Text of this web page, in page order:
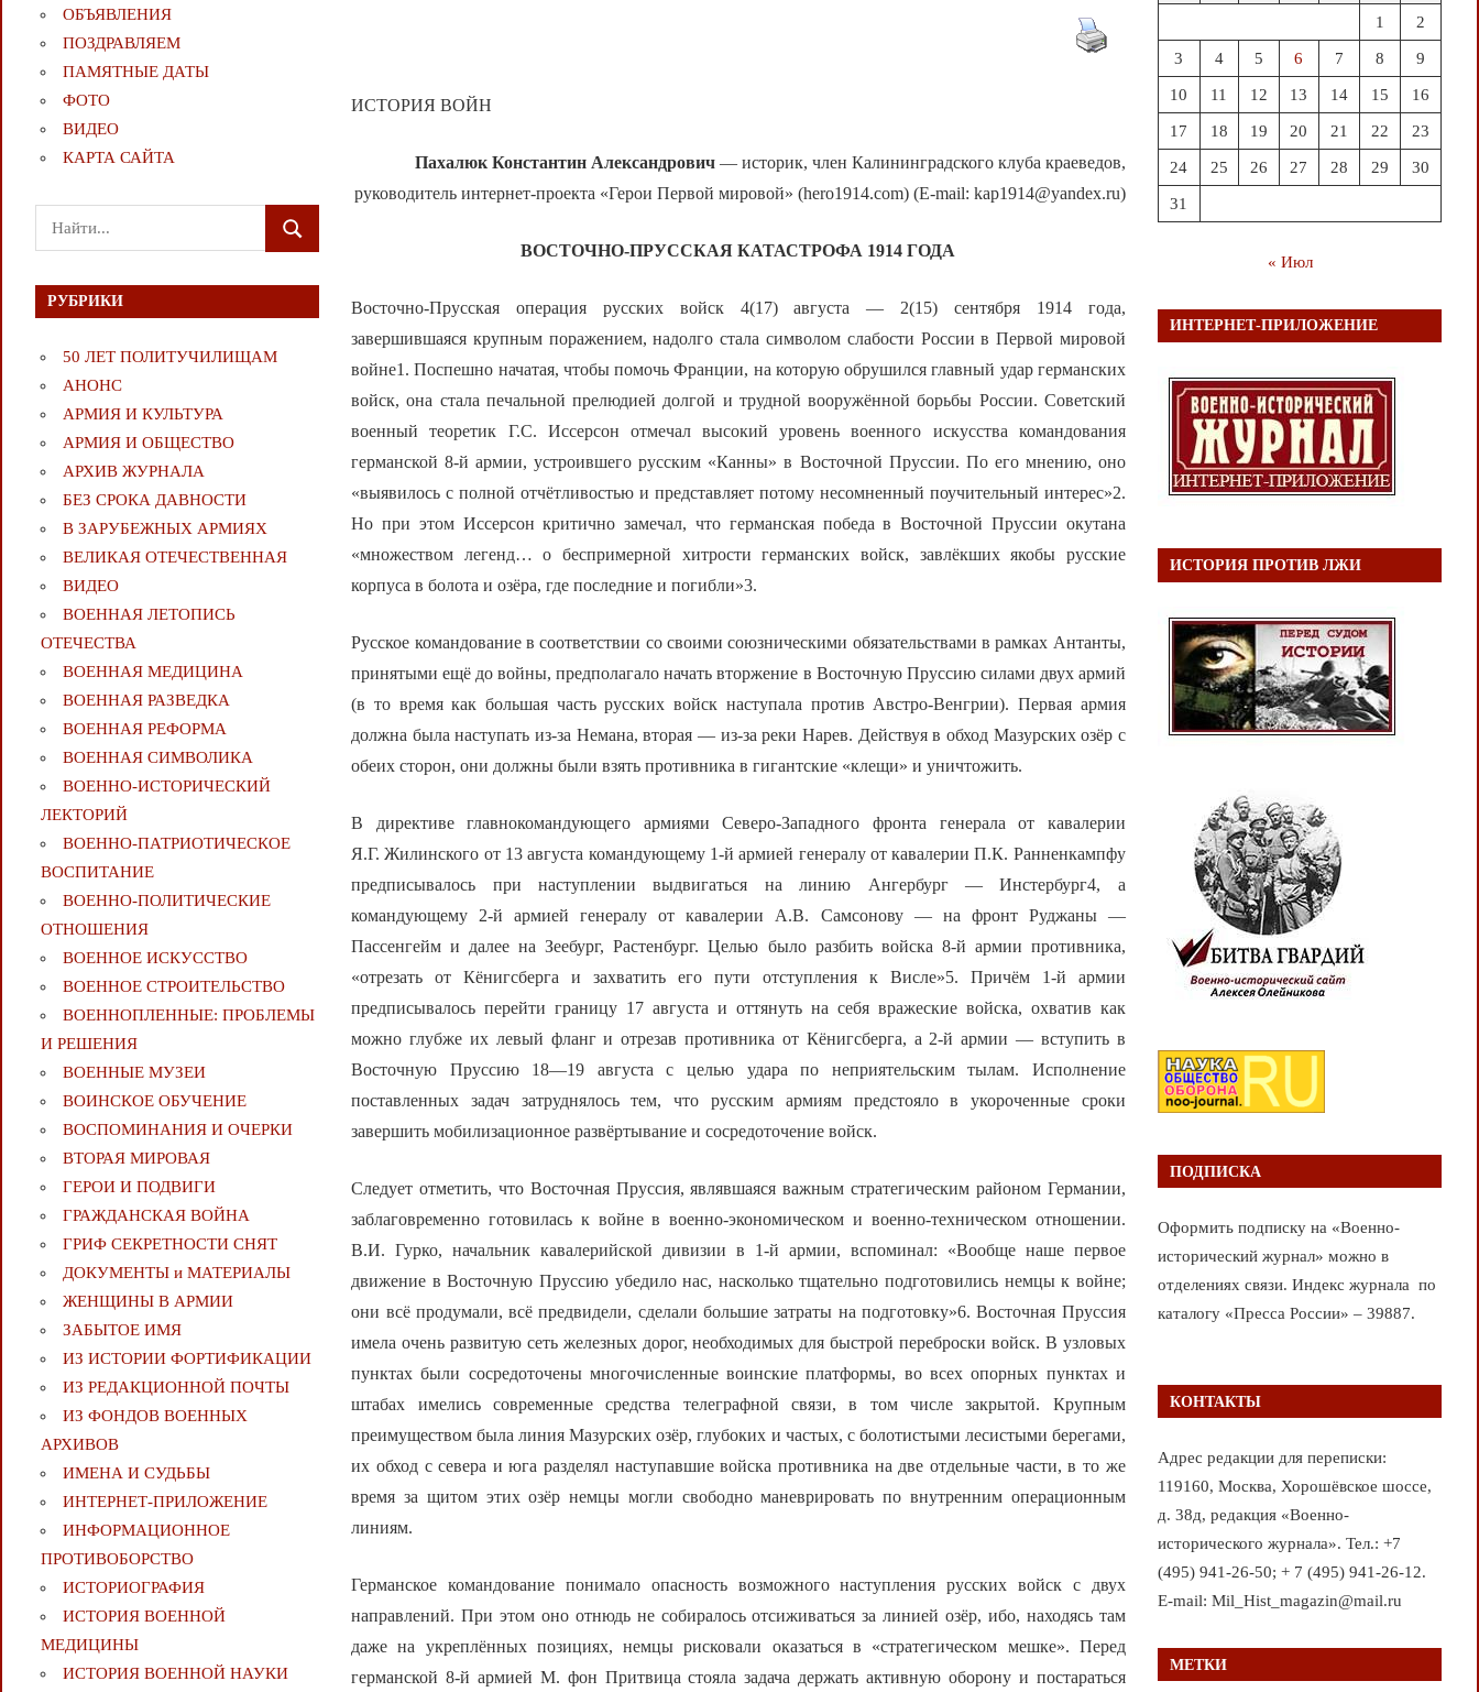
ИСТОРИЯ ВОЙН
Пахалюк Константин Александрович— историк, член Калининградского клуба краеведов,
руководитель интернет-проекта «Герои Первой мировой» (hero1914.com) (E-mail: kap1914@yandex.ru)
ВОСТОЧНО-ПРУССКАЯ КАТАСТРОФА 1914 ГОДА
Восточно-Прусская операция русских войск 4(17) августа — 2(15) сентября 1914 года,
завершившаяся крупным поражением, надолго стала символом слабости России в Первой мировой
войне1. Поспешно начатая, чтобы помочь Франции, на которую обрушился главный удар германских
войск, она стала печальной прелюдией долгой и трудной вооружённой борьбы России. Советский
военный теоретик Г.С. Иссерсон отмечал высокий уровень военного искусства командования
германской 8-й армии, устроившего русским «Канны» в Восточной Пруссии. По его мнению, оно
«выявилось с полной отчётливостью и представляет потому несомненный поучительный интерес»2.
Но при этом Иссерсон критично замечал, что германская победа в Восточной Пруссии окутана
«множеством легенд… о беспримерной хитрости германских войск, завлёкших якобы русские
корпуса в болота и озёра, где последние и погибли»3.
Русское командование в соответствии со своими союзническими обязательствами в рамках Антанты,
принятыми ещё до войны, предполагало начать вторжение в Восточную Пруссию силами двух армий
(в то время как большая часть русских войск наступала против Австро-Венгрии). Первая армия
должна была наступать из-за Немана, вторая — из-за реки Нарев. Действуя в обход Мазурских озёр с
обеих сторон, они должны были взять противника в гигантские «клещи» и уничтожить.
В директиве главнокомандующего армиями Северо-Западного фронта генерала от кавалерии
Я.Г. Жилинского от 13 августа командующему 1-й армией генералу от кавалерии П.К. Ранненкампфу
предписывалось при наступлении выдвигаться на линию Ангербург — Инстербург4, а
командующему 2-й армией генералу от кавалерии А.В. Самсонову — на фронт Руджаны —
Пассенгейм и далее на Зеебург, Растенбург. Целью было разбить войска 8-й армии противника,
«отрезать от Кёнигсберга и захватить его пути отступления к Висле»5. Причём 1-й армии
предписывалось перейти границу 17 августа и оттянуть на себя вражеские войска, охватив как
можно глубже их левый фланг и отрезав противника от Кёнигсберга, а 2-й армии — вступить в
Восточную Пруссию 18—19 августа с целью удара по неприятельским тылам. Исполнение
поставленных задач затруднялось тем, что русским армиям предстояло в укороченные сроки
завершить мобилизационное развёртывание и сосредоточение войск.
Следует отметить, что Восточная Пруссия, являвшаяся важным стратегическим районом Германии,
заблаговременно готовилась к войне в военно-экономическом и военно-техническом отношении.
В.И. Гурко, начальник кавалерийской дивизии в 1-й армии, вспоминал: «Вообще наше первое
движение в Восточную Пруссию убедило нас, насколько тщательно подготовились немцы к войне;
они всё продумали, всё предвидели, сделали большие затраты на подготовку»6. Восточная Пруссия
имела очень развитую сеть железных дорог, необходимых для быстрой переброски войск. В узловых
пунктах были сосредоточены многочисленные воинские платформы, во всех опорных пунктах и
штабах имелись современные средства телеграфной связи, в том числе закрытой. Крупным
преимуществом была линия Мазурских озёр, глубоких и частых, с болотистыми лесистыми берегами,
их обход с севера и юга разделял наступавшие войска противника на две отдельные части, в то же
время за щитом этих озёр немцы могли свободно маневрировать по внутренним операционным
линиям.
Германское командование понимало опасность возможного наступления русских войск с двух
направлений. При этом оно отнюдь не собиралось отсиживаться за линией озёр, ибо, находясь там
даже на укреплённых позициях, немцы рисковали оказаться в «стратегическом мешке». Перед
германской 8-й армией М. фон Притвица стояла задача держать активную оборону и постараться
ОБЪЯВЛЕНИЯ
ПОЗДРАВЛЯЕМ
ПАМЯТНЫЕ ДАТЫ
ФОТО
ВИДЕО
КАРТА САЙТА
Поиск
для:
ПОИСК
РУБРИКИ
50 ЛЕТ ПОЛИТУЧИЛИЩАМ
АНОНС
АРМИЯ И КУЛЬТУРА
АРМИЯ И ОБЩЕСТВО
АРХИВ ЖУРНАЛА
БЕЗ СРОКА ДАВНОСТИ
В ЗАРУБЕЖНЫХ АРМИЯХ
ВЕЛИКАЯ ОТЕЧЕСТВЕННАЯ
ВИДЕО
ВОЕННАЯ ЛЕТОПИСЬ
ОТЕЧЕСТВА
ВОЕННАЯ МЕДИЦИНА
ВОЕННАЯ РАЗВЕДКА
ВОЕННАЯ РЕФОРМА
ВОЕННАЯ СИМВОЛИКА
ВОЕННО-ИСТОРИЧЕСКИЙ
ЛЕКТОРИЙ
ВОЕННО-ПАТРИОТИЧЕСКОЕ
ВОСПИТАНИЕ
ВОЕННО-ПОЛИТИЧЕСКИE
ОТНОШЕНИЯ
ВОЕННОЕ ИСКУССТВО
ВОЕННОЕ СТРОИТЕЛЬСТВО
ВОЕННОПЛЕННЫЕ: ПРОБЛЕМЫ
И РЕШЕНИЯ
ВОЕННЫЕ МУЗЕИ
ВОИНСКОЕ ОБУЧЕНИЕ
ВОСПОМИНАНИЯ И ОЧЕРКИ
ВТОРАЯ МИРОВАЯ
ГЕРОИ И ПОДВИГИ
ГРАЖДАНСКАЯ ВОЙНА
ГРИФ СЕКРЕТНОСТИ СНЯТ
ДОКУМЕНТЫ и МАТЕРИАЛЫ
ЖЕНЩИНЫ В АРМИИ
ЗАБЫТОЕ ИМЯ
ИЗ ИСТОРИИ ФОРТИФИКАЦИИ
ИЗ РЕДАКЦИОННОЙ ПОЧТЫ
ИЗ ФОНДОВ ВОЕННЫХ
АРХИВОВ
ИМЕНА И СУДЬБЫ
ИНТЕРНЕТ-ПРИЛОЖЕНИЕ
ИНФОРМАЦИОННОЕ
ПРОТИВОБОРСТВО
ИСТОРИОГРАФИЯ
ИСТОРИЯ ВОЕННОЙ
МЕДИЦИНЫ
ИСТОРИЯ ВОЕННОЙ НАУКИ
1 2
3 4 5 6 7 8 9
10 11 12 13 14 15 16
17 18 19 20 21 22 23
24 25 26 27 28 29 30
31
« Июл
ИНТЕРНЕТ-ПРИЛОЖЕНИЕ
ИСТОРИЯ ПРОТИВ ЛЖИ
ПОДПИСКА
Оформить подписку на «Военно-
исторический журнал» можно в
отделениях связи. Индекс журнала по
каталогу «Пресса России» – 39887.
КОНТАКТЫ
Адрес редакции для переписки:
119160, Москва, Хорошёвское шоссе,
д. 38д, редакция «Военно-
исторического журнала». Тел.: +7
(495) 941-26-50; + 7 (495) 941-26-12.
E-mail: Mil_Hist_magazin@mail.ru
МЕТКИ